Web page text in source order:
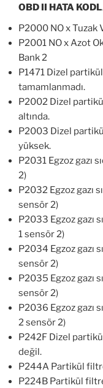
OBD II HATA
P2000 NO x Tuzak
P2001 NO x Azot
Bank 2
P1471 Dizel
tamamlanmadı.
P2002 Dizel
altında.
P2003 Dizel
yüksek.
P2031 Egzoz gazı
2)
P2032 Egzoz gazı
sensör 2)
P2033 Egzoz gazı
1 sensör 2)
P2034 Egzoz gazı
sensör 2)
P2035 Egzoz gazı
sensör 2)
P2036 Egzoz gazı
2 sensör 2)
P242F Dizel
değil.
P244A Partikül
P224B Partikül